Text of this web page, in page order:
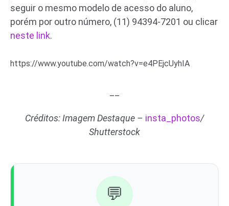
seguir o mesmo modelo de acesso do aluno,
porém por outro número, (11) 94394-7201 ou clicar
neste link.
https://www.youtube.com/watch?v=e4PEjcUyhIA
Créditos: Imagem Destaque – insta_photos/
Shutterstock
💬